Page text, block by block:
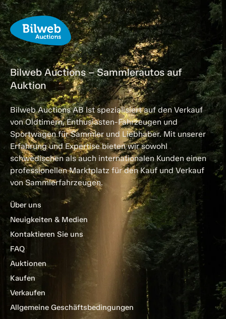
Bilweb Auctions – Sammlerautos auf
Auktion
Bilweb Auctions AB ist spezialisiert auf den Verkauf
von Oldtimern, Enthusiasten-Fahrzeugen und
Sportwagen für Sammler und Liebhaber. Mit unserer
Erfahrung und Expertise bieten wir sowohl
schwedischen als auch internationalen Kunden einen
professionellen Marktplatz für den Kauf und Verkauf
von Sammlerfahrzeugen.
Über uns
Neuigkeiten & Medien
Kontaktieren Sie uns
FAQ
Auktionen
Kaufen
Verkaufen
Allgemeine Geschäftsbedingungen